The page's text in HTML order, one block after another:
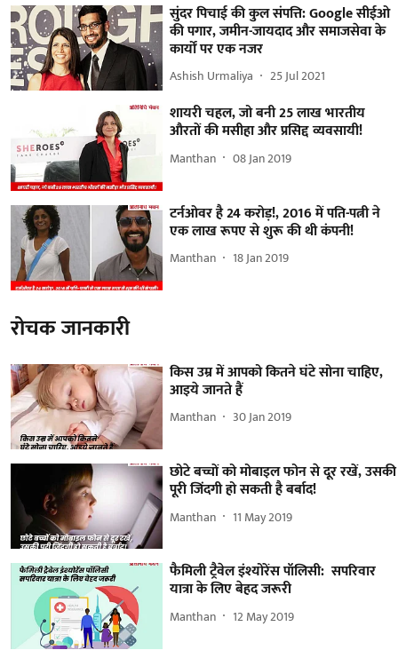
सुंदर पिचाई की कुल संपत्ति: Google सीईओ
की पगार, जमीन-जायदाद और समाजसेवा के
कार्यों पर एक नजर
Ashish Urmaliya 25 Jul 2021
शायरी चहल, जो बनी 25 लाख भारतीय
औरतों की मसीहा और प्रसिद्द व्यवसायी!
Manthan 08 Jan 2019
टर्नओवर है 24 करोड़!, 2016 में पति-पत्नी ने
एक लाख रूपए से शुरू की थी कंपनी!
Manthan 18 Jan 2019
रोचक जानकारी
किस उम्र में आपको कितने घंटे सोना चाहिए,
आइये जानते हैं
Manthan 30 Jan 2019
छोटे बच्चों को मोबाइल फोन से दूर रखें, उसकी
पूरी जिंदगी हो सकती है बर्बाद!
Manthan 11 May 2019
फैमिली ट्रैवेल इंश्योरेंस पॉलिसी: सपरिवार
यात्रा के लिए बेहद जरूरी
Manthan 12 May 2019